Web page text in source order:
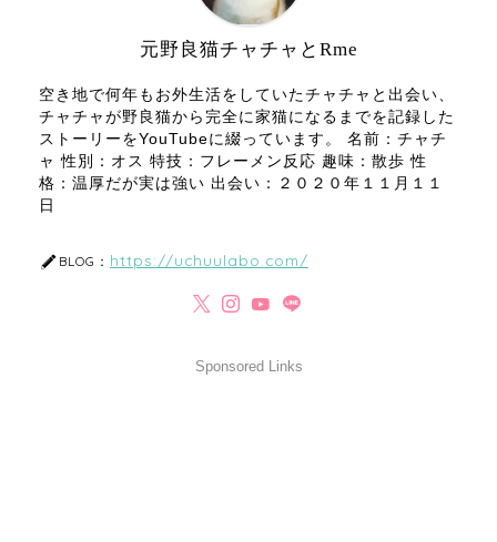
元野良猫チャチャとRme
空き地で何年もお外生活をしていたチャチャと出会い、
チャチャが野良猫から完全に家猫になるまでを記録した
ストーリーをYouTubeに綴っています。 名前：チャチ
ャ 性別：オス 特技：フレーメン反応 趣味：散歩 性
格：温厚だが実は強い 出会い：２０２０年１１月１１
日
BLOG： https://uchuulabo.com/
Sponsored Links